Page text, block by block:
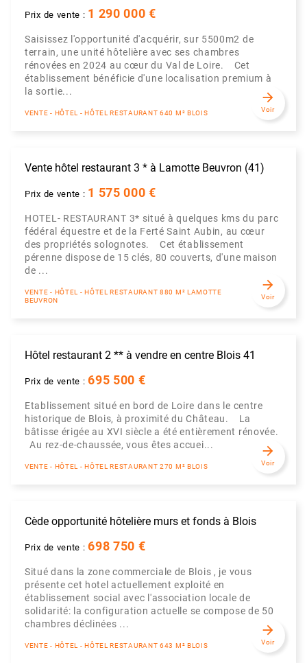
Prix de vente : 1 290 000 €
Saisissez l'opportunité d'acquérir, sur 5500m2 de
terrain, une unité hôtelière avec ses chambres
rénovées en 2024 au cœur du Val de Loire. Cet
établissement bénéficie d'une localisation premium à
la sortie...
VENTE - HÔTEL - HÔTEL RESTAURANT 640 M² BLOIS
arrow_forward
Voir
Vente hôtel restaurant 3 * à Lamotte Beuvron (41)
Prix de vente : 1 575 000 €
HOTEL- RESTAURANT 3* situé à quelques kms du parc
fédéral équestre et de la Ferté Saint Aubin, au cœur
des propriétés solognotes. Cet établissement
pérenne dispose de 15 clés, 80 couverts, d'une maison
de ...
VENTE - HÔTEL - HÔTEL RESTAURANT 880 M² LAMOTTE
BEUVRON
arrow_forward
Voir
Hôtel restaurant 2 ** à vendre en centre Blois 41
Prix de vente :695 500 €
Etablissement situé en bord de Loire dans le centre
historique de Blois, à proximité du Château. La
bâtisse érigée au XVI siècle a été entièrement rénovée.
Au rez-de-chaussée, vous êtes accuei...
VENTE - HÔTEL - HÔTEL RESTAURANT 270 M² BLOIS
arrow_forward
Voir
Cède opportunité hôtelière murs et fonds à Blois
Prix de vente :698 750 €
Situé dans la zone commerciale de Blois , je vous
présente cet hotel actuellement exploité en
établissement social avec l'association locale de
solidarité: la configuration actuelle se compose de 50
chambres déclinées ...
VENTE - HÔTEL - HÔTEL RESTAURANT 643 M² BLOIS
arrow_forward
Voir